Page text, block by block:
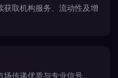
取机构服务、流动性及增
传递优质与专业信号。